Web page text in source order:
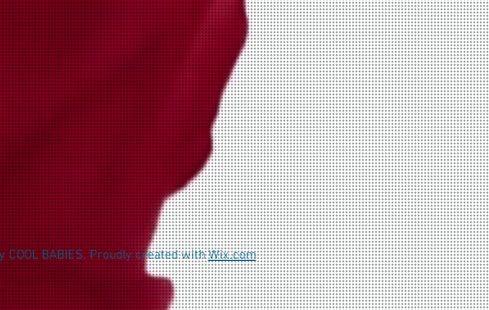
COOL BABIES. Proudly created withWix.com